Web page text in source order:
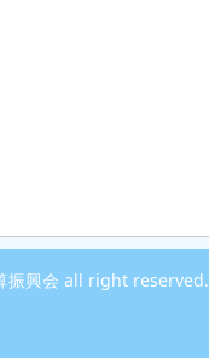
興会 all right reserved.